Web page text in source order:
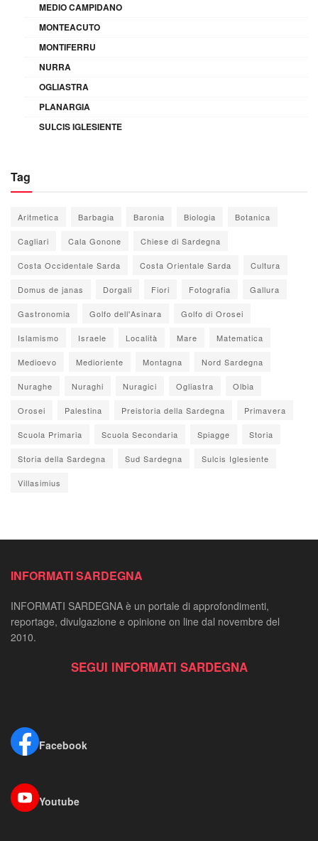
MEDIO CAMPIDANO
MONTEACUTO
MONTIFERRU
NURRA
OGLIASTRA
PLANARGIA
SULCIS IGLESIENTE
Tag
Aritmetica Barbagia Baronia Biologia Botanica
Cagliari Cala Gonone Chiese di Sardegna
Costa Occidentale Sarda Costa Orientale Sarda Cultura
Domus de janas Dorgali Fiori Fotografia Gallura
Gastronomia Golfo dell'Asinara Golfo di Orosei
Islamismo Israele Località Mare Matematica
Medioevo Medioriente Montagna Nord Sardegna
Nuraghe Nuraghi Nuragici Ogliastra Olbia
Orosei Palestina Preistoria della Sardegna Primavera
Scuola Primaria Scuola Secondaria Spiagge Storia
Storia della Sardegna Sud Sardegna Sulcis Iglesiente
Villasimius
INFORMATI SARDEGNA
INFORMATI SARDEGNA è un portale di approfondimenti,
reportage, divulgazione e opinione on line dal novembre del
2010.
SEGUI INFORMATI SARDEGNA
Facebook
Youtube